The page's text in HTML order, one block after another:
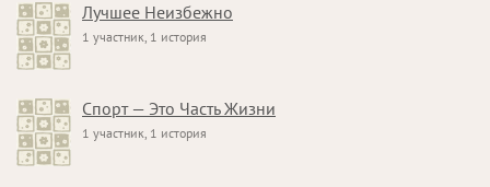
Лучшее Неизбежно
1 участник, 1 история
Спорт — Это Часть Жизни
1 участник, 1 история